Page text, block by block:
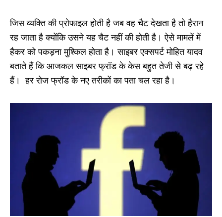
जिस व्यक्ति की प्रोफाइल होती है जब वह चैट देखता है तो हैरान
रह जाता है क्योंकि उसने यह चैट नहीं की होती है। ऐसे मामलें में
हैकर को पकड़ना मुश्किल होता है। साइबर एक्सपर्ट मोहित यादव
बताते हैं कि आजकल साइबर फ्रॉड के केस बहुत तेजी से बढ़ रहे
हैं। हर रोज फ्रॉड के नए तरीकों का पता चल रहा है।